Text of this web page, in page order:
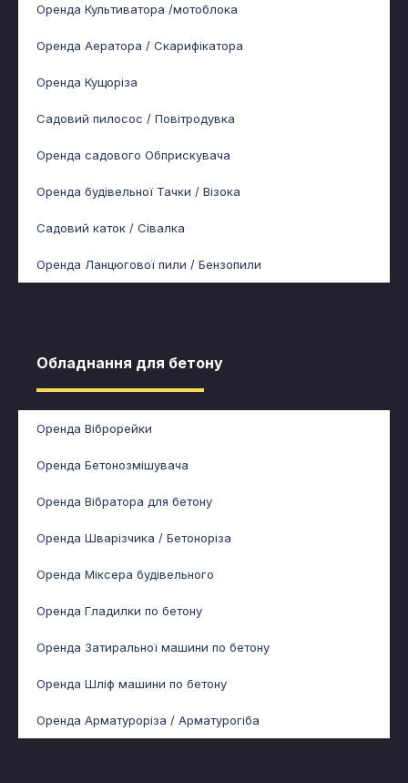
Оренда Культиватора /мотоблока
Оренда Аератора / Скарифікатора
Оренда Кущоріза
Садовий пилосос / Повітродувка
Оренда садового Обприскувача
Оренда будівельної Тачки / Візока
Садовий каток / Сівалка
Оренда Ланцюгової пили / Бензопили
Обладнання для бетону​
Оренда Віброрейки
Оренда Бетонозмішувача
Оренда Вібратора для бетону
Оренда Шварізчика / Бетоноріза
Оренда Міксера будівельного
Оренда Гладилки по бетону
Оренда Затиральної машини по бетону
Оренда Шліф машини по бетону
Оренда Арматуроріза / Арматурогіба